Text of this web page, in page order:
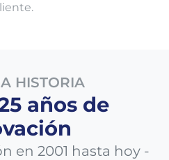
HISTORIA
años de
en 2001 hasta hoy -